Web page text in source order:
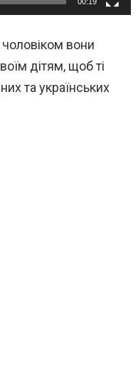
вони
дітям, щоб ті
та українських